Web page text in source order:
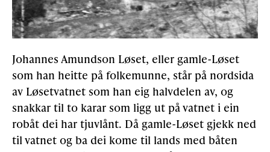
Johannes Amundson Løset, eller gamle-Løset
som han heitte på folkemunne, står på nordsida
av Løsetvatnet som han eig halvdelen av, og
snakkar til to karar som ligg ut på vatnet i ein
robåt dei har tjuvlånt. Då gamle-Løset gjekk ned
til vatnet og ba dei kome til lands med båten